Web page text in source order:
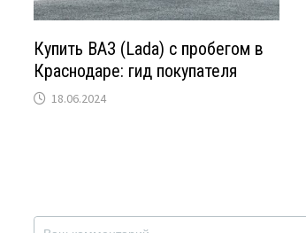
Купить ВАЗ (Lada) с пробегом в
Краснодаре: гид покупателя
18.06.2024